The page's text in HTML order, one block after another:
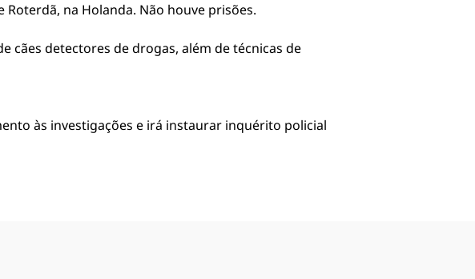
na Holanda. Não houve prisões.
cães detectores de drogas, além de técnicas de
às investigações e irá instaurar inquérito policial